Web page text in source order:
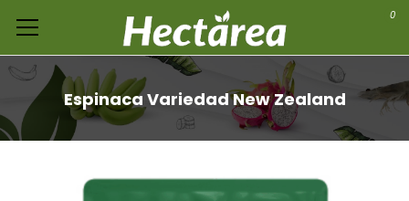
0
Espinaca Variedad New Zealand